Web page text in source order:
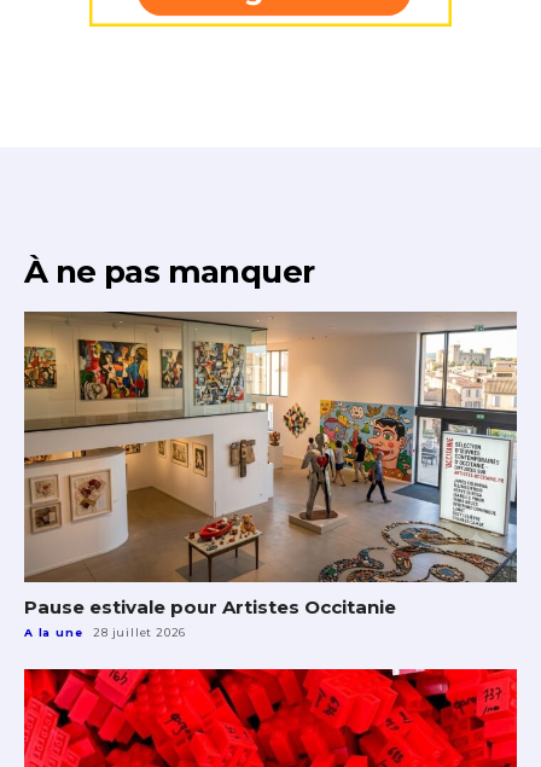
* Champ obligatoire
À ne pas manquer
Pause estivale pour Artistes Occitanie
A la une 28 juillet 2026